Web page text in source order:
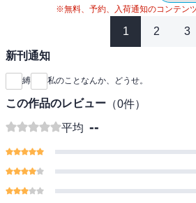
※無料、予約、入荷通知のコンテン
1 2 3
新刊通知
縛 私のことなんか、どうせ。
この作品のレビュー （0件）
平均 --